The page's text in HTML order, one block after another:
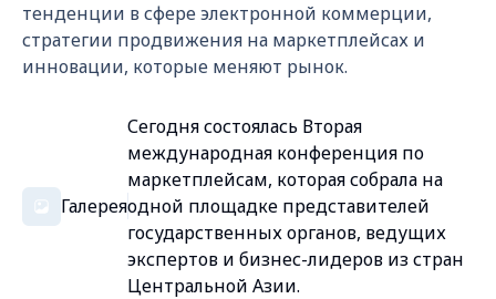
тенденции в сфере электронной коммерции,
стратегии продвижения на маркетплейсах и
инновации, которые меняют рынок.
Галерея
Сегодня состоялась Вторая
международная конференция по
маркетплейсам, которая собрала на
одной площадке представителей
государственных органов, ведущих
экспертов и бизнес-лидеров из стран
Центральной Азии.